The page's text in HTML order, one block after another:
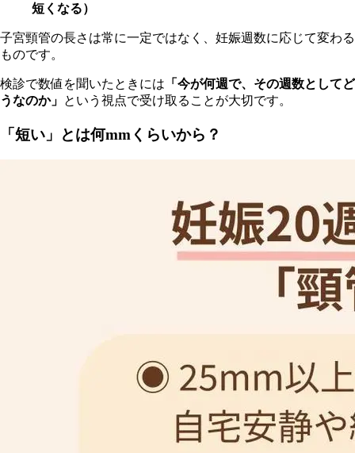
短くなる）
子宮頸管の長さは常に一定ではなく、妊娠週数に応じて変わる
ものです。
検診で数値を聞いたときには 「今が何週で、その週数としてど
うなのか」 という視点で受け取ることが大切です。
「短い」とは何mmくらいから？